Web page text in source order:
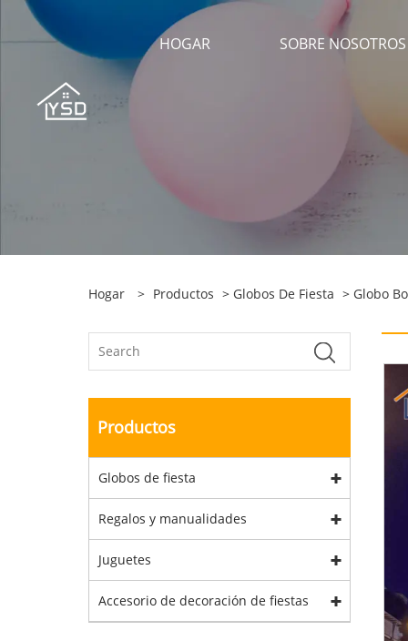
HOGAR SOBRE NOSOTROS
Hogar > Productos > Globos De Fiesta > Globo
Productos
Globos de fiesta
Regalos y manualidades
Juguetes
Accesorio de decoración de fiestas